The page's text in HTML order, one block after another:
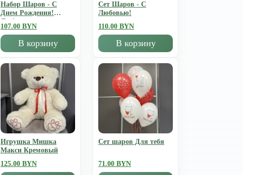
Набор Шаров - С
Днем Рождения!
Люблю
107.00 BYN
В корзину
Сет Шаров - С
Любовью!
110.00 BYN
В корзину
Игрушка Мишка
Mакси Кремовый
125.00 BYN
Сет шаров Для тебя
71.00 BYN